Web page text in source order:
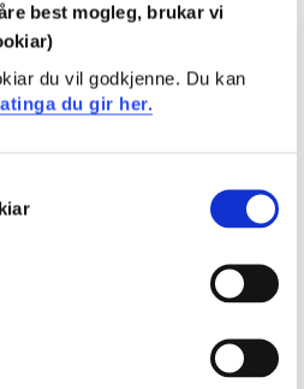
best mogleg, brukar vi
du vil godkjenne. Du kan
du gir her.
30 sp